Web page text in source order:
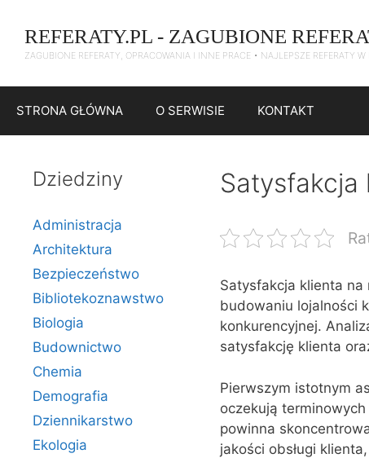
treści
REFERATY.PL - ZAGUBIONE
ZAGUBIONE REFERATY, OPRACOWANIA I INNE PRACE • NAJLEPSZE REFERATY W
STRONA GŁÓWNA O SERWISIE KONTAKT
Satysfakcja
Satysfakcja klienta na
budowaniu lojalności
konkurencyjnej.
satysfakcję klienta
Pierwszym istotnym
oczekują
powinna
jakości obsługi
Dziedziny
Administracja
Architektura
Bezpieczeństwo
Bibliotekoznawstwo
Biologia
Budownictwo
Chemia
Demografia
Dziennikarstwo
Ekologia